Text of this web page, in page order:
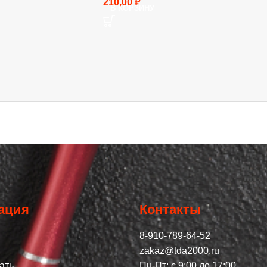
В КОРЗИНУ
Контакты
8-910-789-64-52
zakaz@tda2000.ru